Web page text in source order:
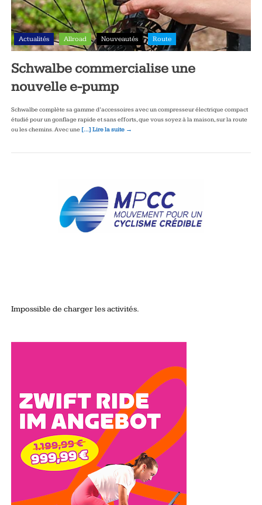
Actualités Allroad Nouveautés Route
Schwalbe commercialise une
nouvelle e-pump
Schwalbe complète sa gamme d’accessoires avec un compresseur électrique compact
étudié pour un gonflage rapide et sans efforts, que vous soyez à la maison, sur la route
ou les chemins. Avec une […] Lire la suite →
Impossible de charger les activités.